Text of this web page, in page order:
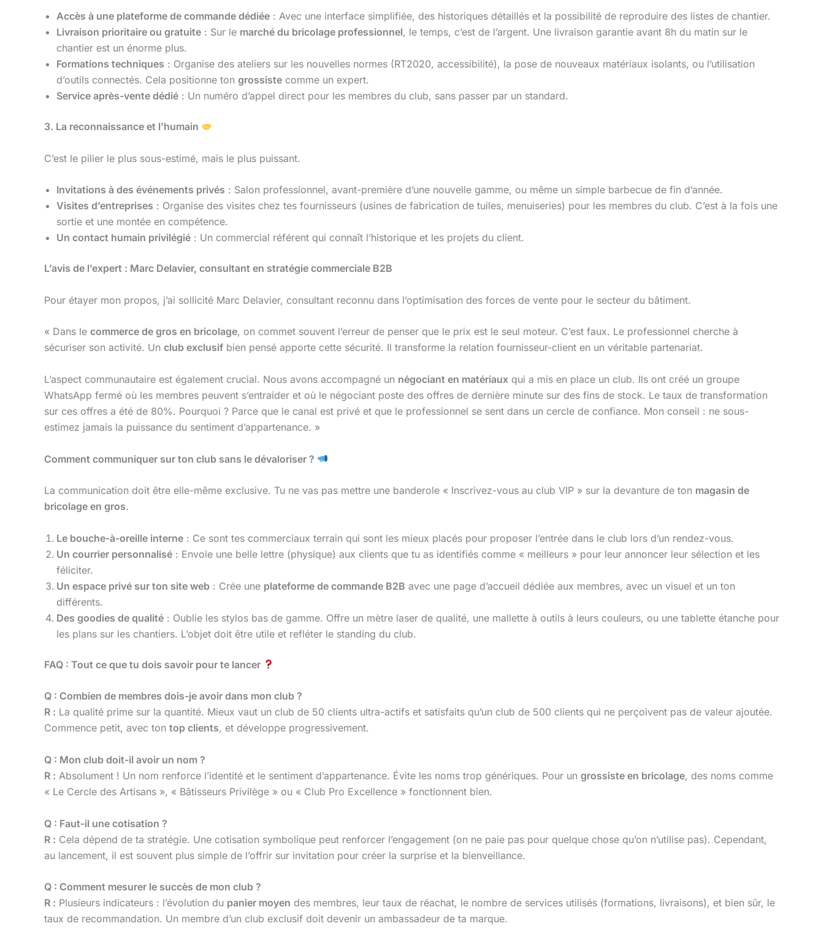
Accès à une plateforme de commande dédiée : Avec une interface simplifiée, des historiques détaillés et la possibilité de reproduire des listes de chantier.
Livraison prioritaire ou gratuite : Sur le marché du bricolage professionnel, le temps, c’est de l’argent. Une livraison garantie avant 8h du matin sur le
chantier est un énorme plus.
Formations techniques : Organise des ateliers sur les nouvelles normes (RT2020, accessibilité), la pose de nouveaux matériaux isolants, ou l’utilisation
d’outils connectés. Cela positionne ton grossiste comme un expert.
Service après-vente dédié : Un numéro d’appel direct pour les membres du club, sans passer par un standard.
3. La reconnaissance et l’humain
C’est le pilier le plus sous-estimé, mais le plus puissant.
Invitations à des événements privés : Salon professionnel, avant-première d’une nouvelle gamme, ou même un simple barbecue de fin d’année.
Visites d’entreprises : Organise des visites chez tes fournisseurs (usines de fabrication de tuiles, menuiseries) pour les membres du club. C’est à la fois une
sortie et une montée en compétence.
Un contact humain privilégié : Un commercial référent qui connaît l’historique et les projets du client.
L’avis de l’expert : Marc Delavier, consultant en stratégie commerciale B2B
Pour étayer mon propos, j’ai sollicité Marc Delavier, consultant reconnu dans l’optimisation des forces de vente pour le secteur du bâtiment.
« Dans le commerce de gros en bricolage, on commet souvent l’erreur de penser que le prix est le seul moteur. C’est faux. Le professionnel cherche à
sécuriser son activité. Un club exclusif bien pensé apporte cette sécurité. Il transforme la relation fournisseur-client en un véritable partenariat.
L’aspect communautaire est également crucial. Nous avons accompagné un négociant en matériaux qui a mis en place un club. Ils ont créé un groupe
WhatsApp fermé où les membres peuvent s’entraider et où le négociant poste des offres de dernière minute sur des fins de stock. Le taux de transformation
sur ces offres a été de 80%. Pourquoi ? Parce que le canal est privé et que le professionnel se sent dans un cercle de confiance. Mon conseil : ne sous-
estimez jamais la puissance du sentiment d’appartenance. »
Comment communiquer sur ton club sans le dévaloriser ?
La communication doit être elle-même exclusive. Tu ne vas pas mettre une banderole « Inscrivez-vous au club VIP » sur la devanture de ton magasin de
bricolage en gros.
Le bouche-à-oreille interne : Ce sont tes commerciaux terrain qui sont les mieux placés pour proposer l’entrée dans le club lors d’un rendez-vous.
Un courrier personnalisé : Envoie une belle lettre (physique) aux clients que tu as identifiés comme « meilleurs » pour leur annoncer leur sélection et les
féliciter.
Un espace privé sur ton site web : Crée une plateforme de commande B2B avec une page d’accueil dédiée aux membres, avec un visuel et un ton
différents.
Des goodies de qualité : Oublie les stylos bas de gamme. Offre un mètre laser de qualité, une mallette à outils à leurs couleurs, ou une tablette étanche pour
les plans sur les chantiers. L’objet doit être utile et refléter le standing du club.
FAQ : Tout ce que tu dois savoir pour te lancer
Q : Combien de membres dois-je avoir dans mon club ?
R : La qualité prime sur la quantité. Mieux vaut un club de 50 clients ultra-actifs et satisfaits qu’un club de 500 clients qui ne perçoivent pas de valeur ajoutée.
Commence petit, avec ton top clients, et développe progressivement.
Q : Mon club doit-il avoir un nom ?
R : Absolument ! Un nom renforce l’identité et le sentiment d’appartenance. Évite les noms trop génériques. Pour un grossiste en bricolage, des noms comme
« Le Cercle des Artisans », « Bâtisseurs Privilège » ou « Club Pro Excellence » fonctionnent bien.
Q : Faut-il une cotisation ?
R : Cela dépend de ta stratégie. Une cotisation symbolique peut renforcer l’engagement (on ne paie pas pour quelque chose qu’on n’utilise pas). Cependant,
au lancement, il est souvent plus simple de l’offrir sur invitation pour créer la surprise et la bienveillance.
Q : Comment mesurer le succès de mon club ?
R : Plusieurs indicateurs : l’évolution du panier moyen des membres, leur taux de réachat, le nombre de services utilisés (formations, livraisons), et bien sûr, le
taux de recommandation. Un membre d’un club exclusif doit devenir un ambassadeur de ta marque.